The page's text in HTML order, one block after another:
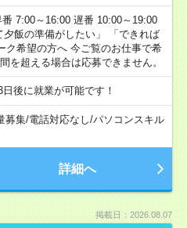
7:00～16:00 遅番 10:00～19:00
飯の準備がしたい」 「できれば
希望の方へ 今ご覧のお仕事で希
を超える場合は応募できません。
後に就業が可能です！
募集/電話対応なし/パソコンスキル
詳細へ
掲載日：2026.08.07